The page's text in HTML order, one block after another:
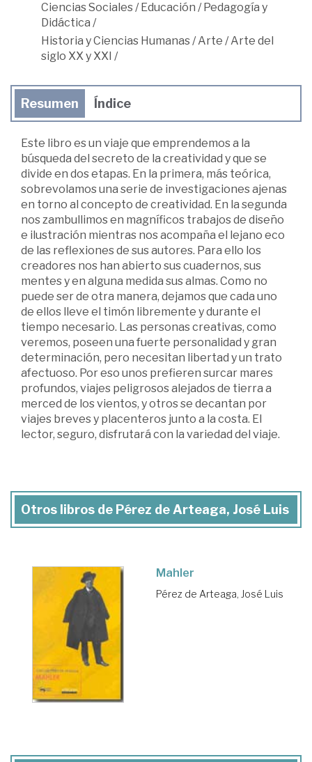
Ciencias Sociales/Educación /Pedagogía y
Didáctica /
Historia y Ciencias Humanas/Arte /Arte del
siglo XX y XXI /
Resumen Índice
Este libro es un viaje que emprendemos a la
búsqueda del secreto de la creatividad y que se
divide en dos etapas. En la primera, más teórica,
sobrevolamos una serie de investigaciones ajenas
en torno al concepto de creatividad. En la segunda
nos zambullimos en magníficos trabajos de diseño
e ilustración mientras nos acompaña el lejano eco
de las reflexiones de sus autores. Para ello los
creadores nos han abierto sus cuadernos, sus
mentes y en alguna medida sus almas. Como no
puede ser de otra manera, dejamos que cada uno
de ellos lleve el timón libremente y durante el
tiempo necesario. Las personas creativas, como
veremos, poseen una fuerte personalidad y gran
determinación, pero necesitan libertad y un trato
afectuoso. Por eso unos prefieren surcar mares
profundos, viajes peligrosos alejados de tierra a
merced de los vientos, y otros se decantan por
viajes breves y placenteros junto a la costa. El
lector, seguro, disfrutará con la variedad del viaje.
Otros libros de Pérez de Arteaga, José Luis
Mahler
Pérez de Arteaga, José Luis